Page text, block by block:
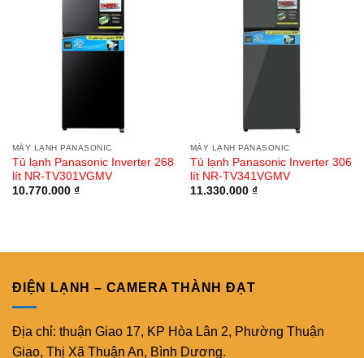
MÁY LẠNH PANASONIC
Tủ lạnh Panasonic Inverter 268
lít NR-TV301VGMV
10.770.000 ₫
MÁY LẠNH PANASONIC
Tủ lạnh Panasonic Inverter 306
lít NR-TV341VGMV
11.330.000 ₫
ĐIỆN LẠNH – CAMERA THÀNH ĐẠT
Địa chỉ: thuận Giao 17, KP Hòa Lân 2, Phường Thuận
Giao, Thị Xã Thuận An, Bình Dương.